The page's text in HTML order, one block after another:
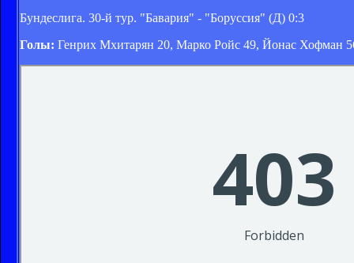
Бундеслига. 30-й тур. "Бавария" - "Боруссия" (Д) 0:3
Голы: Генрих Мхитарян 20, Марко Ройс 49, Йонас Хофман